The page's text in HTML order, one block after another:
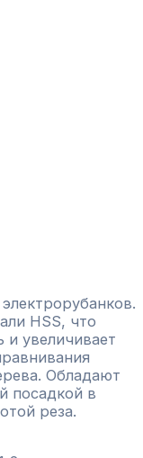
HSS, что
и увеличивает
Обладают
посадкой в
реза.